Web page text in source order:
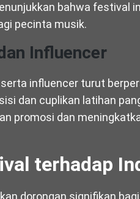
bahwa festival
pecinta musik.
Influencer
influencer turut
dan cuplikan latihan
promosi dan
terhadap
dorongan signifikan